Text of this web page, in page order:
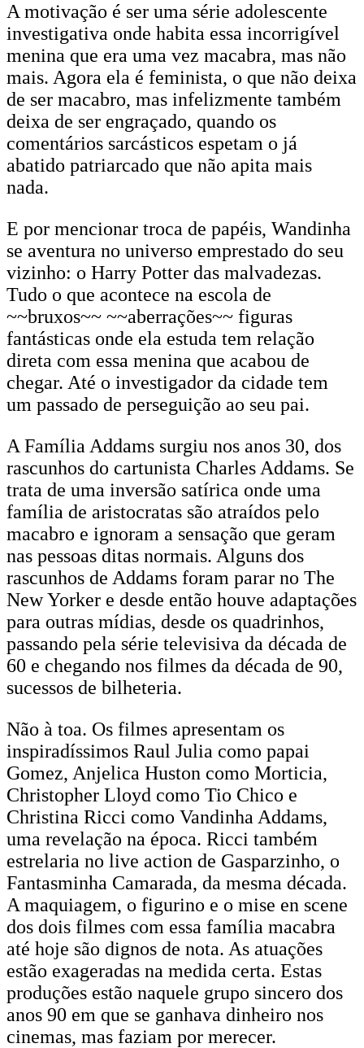
A motivação é ser uma série adolescente
investigativa onde habita essa incorrigível
menina que era uma vez macabra, mas não
mais. Agora ela é feminista, o que não deixa
de ser macabro, mas infelizmente também
deixa de ser engraçado, quando os
comentários sarcásticos espetam o já
abatido patriarcado que não apita mais
nada.
E por mencionar troca de papéis, Wandinha
se aventura no universo emprestado do seu
vizinho: o Harry Potter das malvadezas.
Tudo o que acontece na escola de
~~bruxos~~ ~~aberrações~~ figuras
fantásticas onde ela estuda tem relação
direta com essa menina que acabou de
chegar. Até o investigador da cidade tem
um passado de perseguição ao seu pai.
A Família Addams surgiu nos anos 30, dos
rascunhos do cartunista Charles Addams. Se
trata de uma inversão satírica onde uma
família de aristocratas são atraídos pelo
macabro e ignoram a sensação que geram
nas pessoas ditas normais. Alguns dos
rascunhos de Addams foram parar no The
New Yorker e desde então houve adaptações
para outras mídias, desde os quadrinhos,
passando pela série televisiva da década de
60 e chegando nos filmes da década de 90,
sucessos de bilheteria.
Não à toa. Os filmes apresentam os
inspiradíssimos Raul Julia como papai
Gomez, Anjelica Huston como Morticia,
Christopher Lloyd como Tio Chico e
Christina Ricci como Vandinha Addams,
uma revelação na época. Ricci também
estrelaria no live action de Gasparzinho, o
Fantasminha Camarada, da mesma década.
A maquiagem, o figurino e o mise en scene
dos dois filmes com essa família macabra
até hoje são dignos de nota. As atuações
estão exageradas na medida certa. Estas
produções estão naquele grupo sincero dos
anos 90 em que se ganhava dinheiro nos
cinemas, mas faziam por merecer.